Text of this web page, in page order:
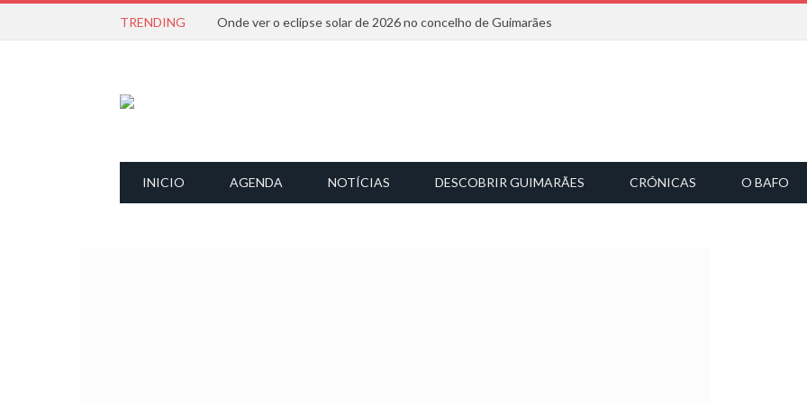
TRENDING Onde ver o eclipse solar de 2026 no concelho de Guimarães
INICIO AGENDA NOTÍCIAS DESCOBRIR GUIMARÃES CRÓNICAS O BAFO